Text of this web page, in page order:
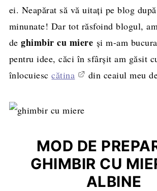
ei. Neapărat să vă uitaţi pe blog
minunate! Dar tot răsfoind blogul,
deghimbir cu miere şi m-am
pentru idee, căci în sfârşit am găsit
înlocuiesccătina din ceaiul meu
MOD DE
GHIMBIR CU
ALBINE